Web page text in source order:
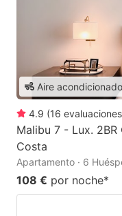
Aire acondicionado
4.9 (16 evaluaciones
Malibu 7 - Lux.
Costa
Apartamento · 6
108 € por noche*